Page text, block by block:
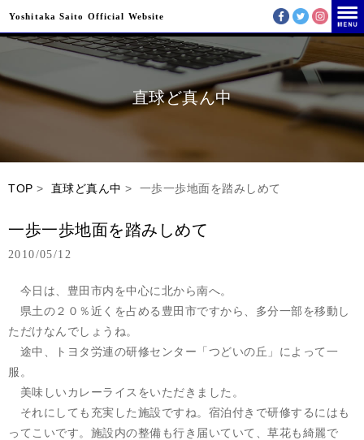
Yoshitaka Saito Official Website
直球ど真ん中
TOP > 直球ど真ん中 > 一歩一歩地面を踏みしめて
一歩一歩地面を踏みしめて
2010/05/12
今日は、豊田市内を中心に北から南へ。
県土の２０％近くを占める豊田市ですから、多分一部を移動し
ただけなんでしょうね。
途中、トヨタ労連の研修センター「つどいの丘」によって一
服。
美味しいカレーライスをいただきました。
それにしても充実した施設ですね。宿泊付きで研修するにはも
ってこいです。施設内の整備も行き届いていて、草花も綺麗で